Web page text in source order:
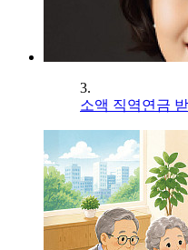
3.
소액 직역연금